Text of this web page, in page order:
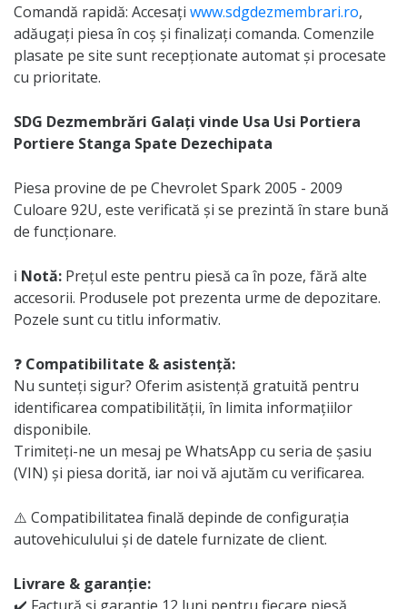
Comandă rapidă: Accesați www.sdgdezmembrari.ro,
adăugați piesa în coș și finalizați comanda. Comenzile
plasate pe site sunt recepționate automat și procesate
cu prioritate.
SDG Dezmembrări Galați vinde Usa Usi Portiera
Portiere Stanga Spate Dezechipata
Piesa provine de pe Chevrolet Spark 2005 - 2009
Culoare 92U, este verificată și se prezintă în stare bună
de funcționare.
ℹ️ Notă: Prețul este pentru piesă ca în poze, fără alte
accesorii. Produsele pot prezenta urme de depozitare.
Pozele sunt cu titlu informativ.
❓ Compatibilitate & asistență:
Nu sunteți sigur? Oferim asistență gratuită pentru
identificarea compatibilității, în limita informațiilor
disponibile.
Trimiteți-ne un mesaj pe WhatsApp cu seria de șasiu
(VIN) și piesa dorită, iar noi vă ajutăm cu verificarea.
⚠️ Compatibilitatea finală depinde de configurația
autovehiculului și de datele furnizate de client.
Livrare & garanție: